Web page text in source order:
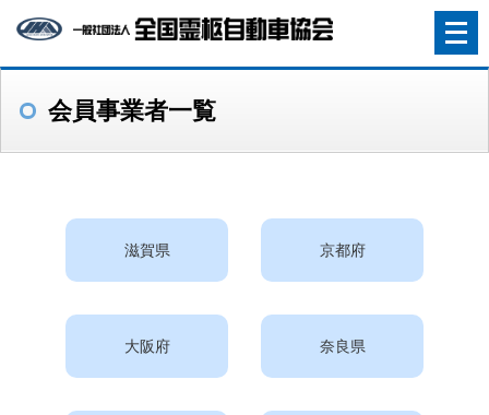
メ
ニ
を
会員事業者一覧
滋賀県 京都府
大阪府 奈良県